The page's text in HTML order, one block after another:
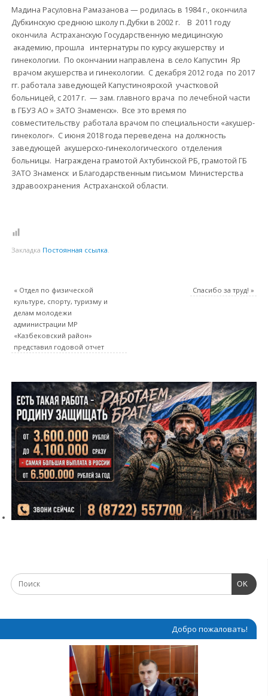
Мадина Расуловна Рамазанова — родилась в 1984 г., окончила
Дубкинскую среднюю школу п.Дубки в 2002 г. В 2011 году
окончила Астраханскую Государственную медицинскую
академию, прошла интернатуры по курсу акушерству и
гинекологии. По окончании направлена в село Капустин Яр
врачом акушерства и гинекологии. С декабря 2012 года по 2017
гг. работала заведующей Капустиноярской участковой
больницей, с 2017 г. — зам. главного врача по лечебной части
в ГБУЗ АО » ЗАТО Знаменск». Все это время по
совместительству работала врачом по специальности «акушер-
гинеколог». С июня 2018 года переведена на должность
заведующей акушерско-гинекологического отделения
больницы. Награждена грамотой Ахтубинской РБ, грамотой ГБ
ЗАТО Знаменск и Благодарственным письмом Министерства
здравоохранения Астраханской области.
Закладка Постоянная ссылка.
«Отдел по физической
культуре, спорту, туризму и
делам молодежи
администрации МР
«Казбековский район»
представил годовой отчет
Спасибо за труд!»
OK
Добро пожаловать!